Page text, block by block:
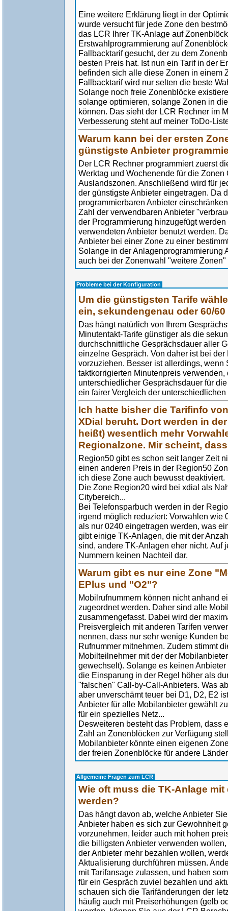
Eine weitere Erklärung liegt in der
wurde versucht für jede Zone den
das LCR Ihrer TK-Anlage auf
Erstwahlprogrammierung auf
Fallbacktarif gesucht, der zu dem
besten Preis hat. Ist nun ein Tarif in der
befinden sich alle diese Zonen in einem
Fallbacktarif wird nur selten die beste
Solange noch freie Zonenblöcke
solange optimieren, solange Zonen in
können. Das sieht der LCR Rechner im
Verbesserung steht auf meiner ToDo-
Warum kann bei der ersten
günstigste Anbieter
Der LCR Rechner programmiert zuerst
Werktag und Wochenende für die
Auslandszonen. Anschließend wird für
der günstigste Anbieter eingetragen. Da
programmierbaren Anbieter
Zahl der verwendbaren Anbieter
der Programmierung hinzugefügt
verwendeten Anbieter benutzt werden.
Anbieter bei einer Zone zu einer
Solange in der Anlagenprogrammierung
auch bei der Zonenwahl "weitere
Probleme bei der Konfiguration
Um die günstigsten Tarife
ein, sekundengenau oder 60/
Das hängt natürlich von Ihrem
Minutentakt-Tarife günstiger als die
durchschnittliche Gesprächsdauer aller
einzelne Gespräch. Von daher ist bei
vorzuziehen. Besser ist allerdings,
taktkorrigierten Minutenpreis
unterschiedlicher Gesprächsdauer für
ein fairer Vergleich der unterschiedlichen
Ich hatte bisher die Tarifinfo
XDial beruht. Dort werden in
heißt) wesentlich mehr
Regionalzone. Mir scheint,
Region50 gibt es schon seit langer Zeit
einen anderen Preis in der Region50
ich diese Zone auch bewusst deaktiviert.
Die Zone Region20 wird bei xdial als
Citybereich...
Bei Telefonsparbuch werden in der
irgend möglich reduziert: Vorwahlen wie
als nur 0240 eingetragen werden, was
gibt einige TK-Anlagen, die mit der
sind, andere TK-Anlagen eher nicht. Auf
Nummern keinen Nachteil dar.
Warum gibt es nur eine Zone
EPlus und "O2"?
Mobilrufnummern können nicht anhand
zugeordnet werden. Daher sind alle
zusammengefasst. Dabei wird der
Preisvergleich mit anderen Tarifen
nennen, dass nur sehr wenige Kunden
Rufnummer mitnehmen. Zudem stimmt
Mobilteilnehmer mit der der
gewechselt). Solange es keinen
die Einsparung in der Regel höher als
"falschen" Call-by-Call-Anbieters. Was
aber unverschämt teuer bei D1, D2, E2
Anbieter für alle Mobilanbieter gewählt
für ein spezielles Netz...
Desweiteren besteht das Problem, dass
Zahl an Zonenblöcken zur Verfügung
Mobilanbieter könnte einen eigenen
der freien Zonenblöcke für andere
Allgemeine Fragen zum LCR
Wie oft muss die TK-Anlage
werden?
Das hängt davon ab, welche Anbieter
Anbieter haben es sich zur Gewohnheit
vorzunehmen, leider auch mit hohen
die billigsten Anbieter verwenden
der Anbieter mehr bezahlen wollen,
Aktualisierung durchführen müssen.
mit Tarifansage zulassen, und haben
für ein Gespräch zuviel bezahlen und
schauen sich die Tarifänderungen der
häufig auch mit Preiserhöhungen (gelb